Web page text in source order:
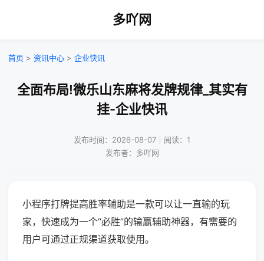
多吖网
首页 > 资讯中心 > 企业快讯
全面布局!微乐山东麻将发牌规律_其实有
挂-企业快讯
发布时间：2026-08-07｜阅读：1
发布者：多吖网
小程序打牌提高胜率辅助是一款可以让一直输的玩
家，快速成为一个“必胜”的输赢辅助神器，有需要的
用户可通过正规渠道获取使用。